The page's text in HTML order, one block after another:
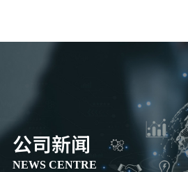
公司新闻
NEWS CENTRE